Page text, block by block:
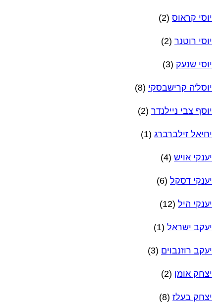
יוסי קראוס (2)
יוסי רוטנר (2)
יוסי שנעק (3)
יוסל'ה קרישבסקי (8)
יוסף צבי ניילנדר (2)
יחיאל זילברברג (1)
יענקי אויש (4)
יענקי דסקל (6)
יענקי היל (12)
יעקב ישראל (1)
יעקב רוזנבוים (3)
יצחק אומן (2)
יצחק בעלז (8)